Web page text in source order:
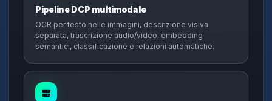
Pipeline DCP multimodale
OCR per testo nelle immagini, descrizione visiva
separata, trascrizione audio/video, embedding
semantici, classificazione e relazioni automatiche.